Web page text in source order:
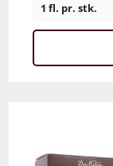
1 fl. pr. stk.